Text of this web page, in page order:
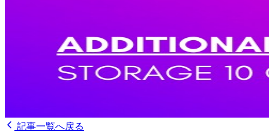
記事一覧へ戻る